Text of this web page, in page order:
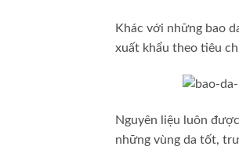
Khác với những bao
xuất khẩu theo tiêu
Nguyên liệu luôn
những vùng da tốt,